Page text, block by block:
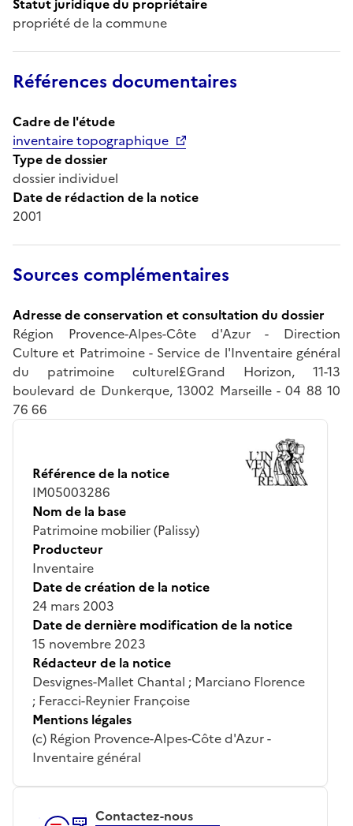
propriété de la commune
Références documentaires
Cadre de l'étude
inventaire topographique
Type de dossier
dossier individuel
Date de rédaction de la notice
2001
Sources complémentaires
Adresse de conservation et consultation du dossier
Région Provence-Alpes-Côte d'Azur - Direction
Culture et Patrimoine - Service de l'Inventaire général
du patrimoine culturel£Grand Horizon, 11-13
boulevard de Dunkerque, 13002 Marseille - 04 88 10
76 66
Référence de la notice
IM05003286
Nom de la base
Patrimoine mobilier (Palissy)
Producteur
Inventaire
Date de création de la notice
24 mars 2003
Date de dernière modification de la notice
15 novembre 2023
Rédacteur de la notice
Desvignes-Mallet Chantal ; Marciano Florence
; Feracci-Reynier Françoise
Mentions légales
(c) Région Provence-Alpes-Côte d'Azur -
Inventaire général
Contactez-nous